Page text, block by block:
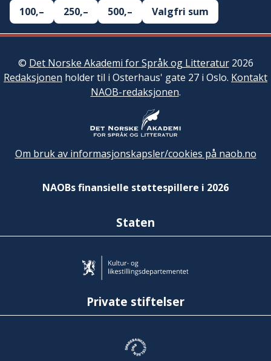
100,–
250,– 500,– Valgfri sum
© Det Norske Akademi for Språk og Litteratur2026
Redaksjonen holder til i Osterhaus' gate 27 i Oslo. Kontakt
NAOB-redaksjonen.
Om bruk av informasjonskapsler/cookies på naob.no
NAOBs finansielle støttespillere i 2026
Staten
Private stiftelser